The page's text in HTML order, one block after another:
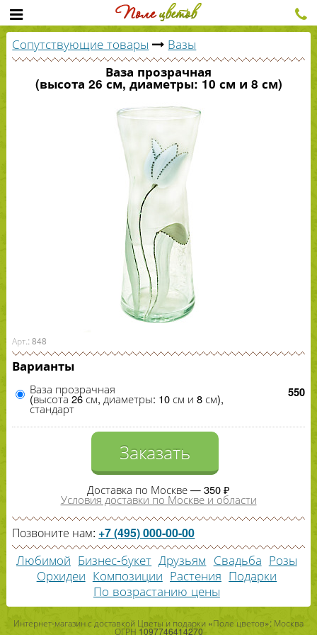
Сопутствующие товары Вазы
Ваза прозрачная
(высота 26 см, диаметры: 10 см и 8 см)
Арт.: 848
Варианты
Ваза прозрачная
(высота 26 см, диаметры: 10 см и 8 см),
стандарт
550
Заказать
Доставка по Москве — 350 ₽
Условия доставки по Москве и области
Позвоните нам: +7 (495) 000-00-00
Любимой Бизнес-букет Друзьям Свадьба Розы
Орхидеи Композиции Растения Подарки
По возрастанию цены
Интернет-магазин с доставкой Цветы и подарки «Поле цветов»: Москва
ОГРН 1097746414270